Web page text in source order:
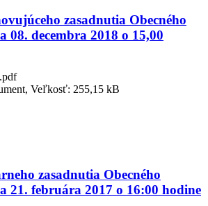
zasadnutia Obecného
08. decembra 2018 o 15,00
Veľkosť: 255,15 kB
zasadnutia Obecného
21. februára 2017 o 16:00 hodine